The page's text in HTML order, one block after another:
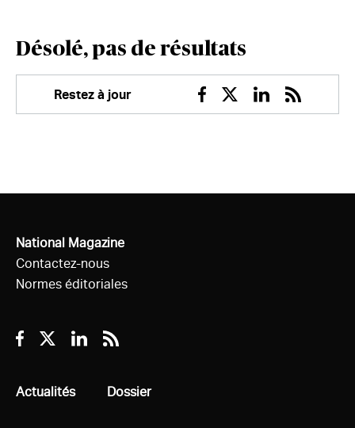
Désolé, pas de résultats
Restez à jour
Facebook
TwitterLinkedin
RSS
National Magazine
Contactez-nous
Normes éditoriales
Facebook
TwitterLinkedin
RSS
Tous
Actualités Tous
Dossier